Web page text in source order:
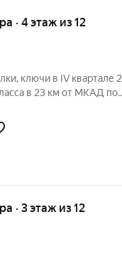
· 4 этаж из 12
ключи в IV квартале
в 23 км от МКАД по
школы, детские сады,
· 3 этаж из 12